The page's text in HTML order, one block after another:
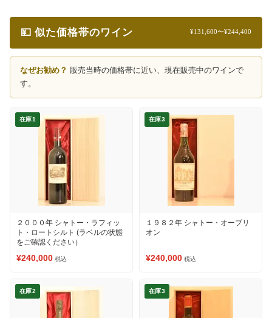
💴 似た価格帯のワイン ¥131,600〜¥244,400
なぜお勧め？ 販売当時の価格帯に近い、現在販売中のワインで
す。
在庫1
２０００年 シャトー・ラフィッ
ト・ロートシルト (ラベルの状態
をご確認ください）
¥240,000 税込
在庫3
１９８２年 シャトー・オーブリ
オン
¥240,000 税込
在庫2 在庫3